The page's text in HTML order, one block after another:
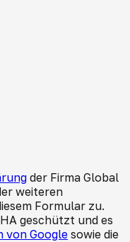
der Firma Global
weiteren
Formular zu.
geschützt und es
von Google sowie die